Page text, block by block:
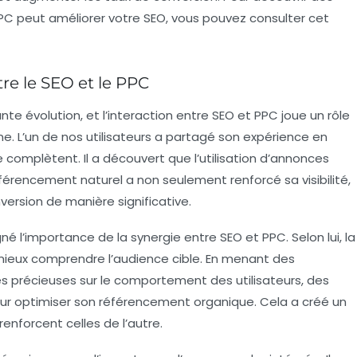
peut améliorer votre SEO, vous pouvez consulter cet
le SEO et le PPC
évolution, et l’interaction entre SEO et PPC joue un rôle
L’un de nos utilisateurs a partagé son expérience en
Il a découvert que l’utilisation d’annonces
naturel a non seulement renforcé sa visibilité,
de manière significative.
l’importance de la synergie entre SEO et PPC. Selon lui, la
comprendre l’audience cible. En menant des
précieuses sur le comportement des utilisateurs, des
optimiser son référencement organique. Cela a créé un
celles de l’autre.